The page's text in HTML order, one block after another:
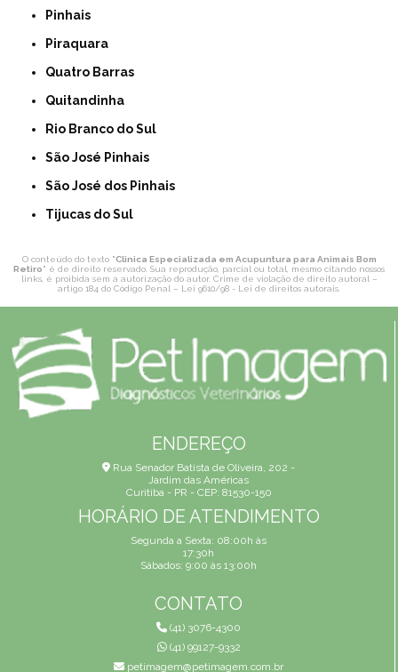
Pinhais
Piraquara
Quatro Barras
Quitandinha
Rio Branco do Sul
São José Pinhais
São José dos Pinhais
Tijucas do Sul
O conteúdo do texto "Clinica Especializada em Acupuntura para Animais Bom
Retiro" é de direito reservado. Sua reprodução, parcial ou total, mesmo citando nossos
links, é proibida sem a autorização do autor. Crime de violação de direito autoral –
artigo 184 do Código Penal – Lei 9610/98 - Lei de direitos autorais
ENDEREÇO
Rua Senador Batista de Oliveira, 202 -
Jardim das Américas
Curitiba - PR - CEP: 81530-150
HORÁRIO DE ATENDIMENTO
Segunda a Sexta: 08:00h às
17:30h
Sábados: 9:00 às 13:00h
CONTATO
(41) 3076-4300
(41) 99127-9332
petimagem@petimagem.com.br